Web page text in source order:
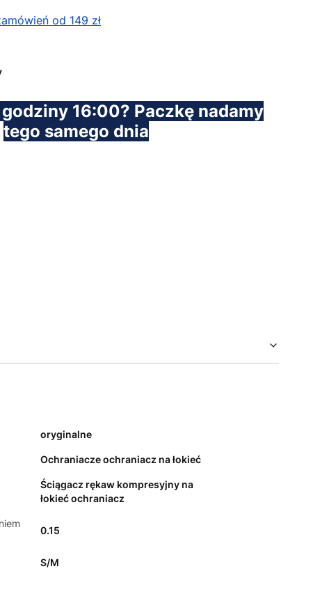
od 149 zł
16:00? Paczkę nadamy
tego samego dnia
oryginalne
Ochraniacze ochraniacz na łokieć
Ściągacz rękaw kompresyjny na
łokieć ochraniacz
0.15
S/M